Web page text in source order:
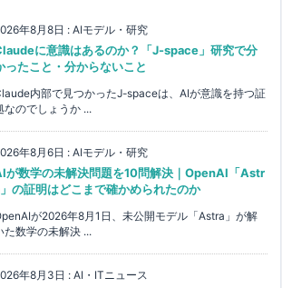
年8月8日 : AIモデル・研究
に意識はあるのか？「J-space」研究で分
ったこと・分からないこと
内部で見つかったJ-spaceは、AIが意識を持つ証
なのでしょうか ...
年8月6日 : AIモデル・研究
が数学の未解決問題を10問解決｜OpenAI「Astr
の証明はどこまで確かめられたのか
が2026年8月1日、未公開モデル「Astra」が解
た数学の未解決 ...
年8月3日 : AI・ITニュース